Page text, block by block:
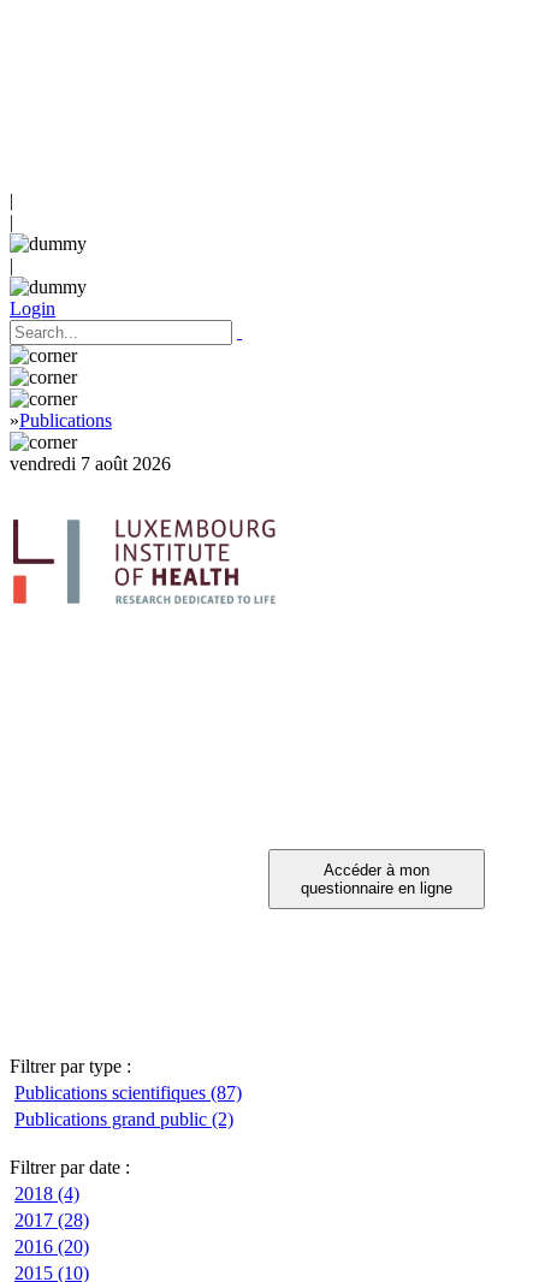
|
|
|
Login
»Publications
vendredi 7 août 2026
Filtrer par type :
Publications scientifiques (87)
Publications grand public (2)
Filtrer par date :
2018 (4)
2017 (28)
2016 (20)
2015 (10)